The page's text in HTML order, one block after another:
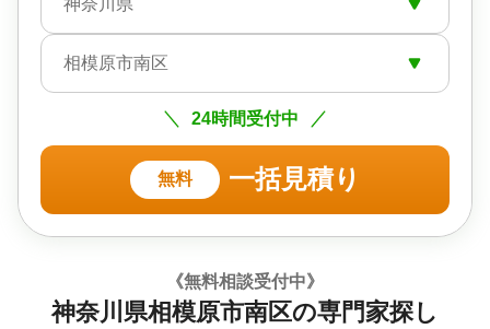
相模原市南区
24時間受付中
無料 一括見積り
《無料相談受付中》
神奈川県相模原市南区の専門家探し